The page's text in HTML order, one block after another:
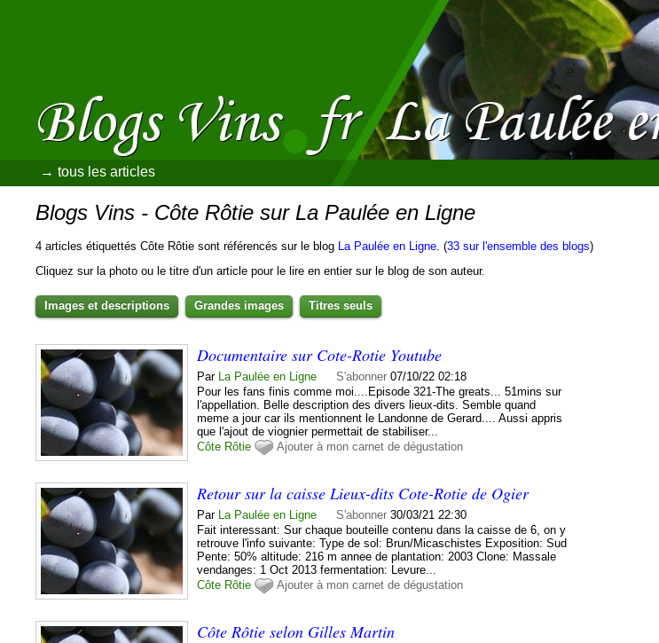
→ tous les articles
Blogs Vins - Côte Rôtie sur La Paulée en Ligne
4 articles étiquettés Côte Rôtie sont référencés sur le blog La Paulée en Ligne. (33 sur l'ensemble des blogs)
Cliquez sur la photo ou le titre d'un article pour le lire en entier sur le blog de son auteur.
Images et descriptions Grandes images Titres seuls
Documentaire sur Cote-Rotie Youtube
Par La Paulée en Ligne S'abonner 07/10/22 02:18
Pour les fans finis comme moi....Episode 321-The greats... 51mins sur
l'appellation. Belle description des divers lieux-dits. Semble quand
meme a jour car ils mentionnent le Landonne de Gerard.... Aussi appris
que l'ajout de viognier permettait de stabiliser...
Côte Rôtie
Ajouter à mon carnet de dégustation
Retour sur la caisse Lieux-dits Cote-Rotie de Ogier
Par La Paulée en Ligne S'abonner 30/03/21 22:30
Fait interessant: Sur chaque bouteille contenu dans la caisse de 6, on y
retrouve l'info suivante: Type de sol: Brun/Micaschistes Exposition: Sud
Pente: 50% altitude: 216 m annee de plantation: 2003 Clone: Massale
vendanges: 1 Oct 2013 fermentation: Levure...
Côte Rôtie
Ajouter à mon carnet de dégustation
Côte Rôtie selon Gilles Martin